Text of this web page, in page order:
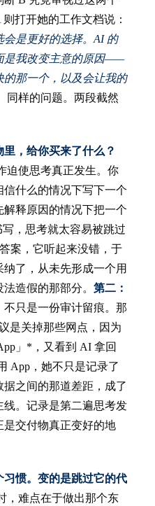
打开她的工作文档说：
会是更好的选择。AI 的
是我改变主意的原因——
那一个，以及会让我的
同样的问题。两段截然
，给你买来了什么？
迫使思考真正发生。你
什么的情况下写下一个
释原因的情况下把一个
，思考就太容易被跳过
案，它听起来没错，于
了，从未先形成一个用
造假的那部分。 第二：
只是一份审计留痕。那
是关掉那些网点，因为
」*，又看到 AI 拿回
App，她不只是记录了
之间的那道差距，成了
。记录是第二遍思考发
交付物真正变好的地
惯。变的是跳过它的代
，难点在于做出那个东